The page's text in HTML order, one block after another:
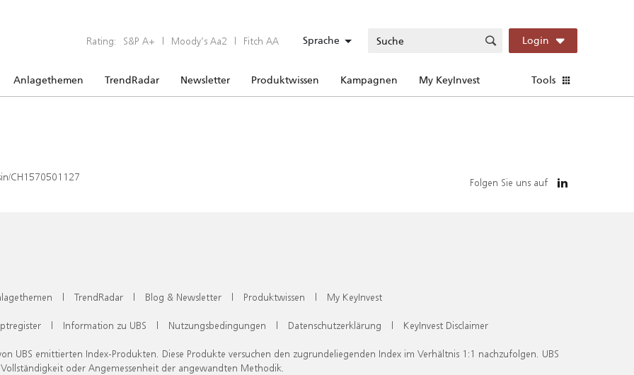
Rating: S&P A+ | Moody’s Aa2 | Fitch AA Sprache Login
Anlagethemen TrendRadar Newsletter Produktwissen Kampagnen My KeyInvest Tools
CH1570501127 Folgen Sie uns auf
| TrendRadar | Blog & Newsletter | Produktwissen | My KeyInvest
| Information zu UBS | Nutzungsbedingungen | Datenschutzerklärung | KeyInvest Disclaimer
UBS emittierten Index-Produkten. Diese Produkte versuchen den zugrundeliegenden Index im Verhältnis 1:1 nachzufolgen. UBS
oder Angemessenheit der angewandten Methodik.